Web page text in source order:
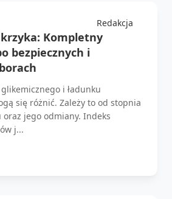
Redakcja
Kompletny
bezpiecznych i
i ładunku
się różnić. Zależy to od stopnia
oraz jego odmiany. Indeks
j...